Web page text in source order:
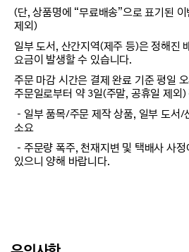
(단, 상품명에 “무료배송”으로 표기된
제외)
일부 도서, 산간지역(제주 등)은 정해진
요금이 발생할 수 있습니다.
주문 마감 시간은 결제 완료 기준 평일
주문일로부터 약 3일(주말, 공휴일 제외
－일부 품목/주문 제작 상품, 일부 도서
소요
－주문량 폭주, 천재지변 및 택배사 사
있으니 양해 바랍니다.